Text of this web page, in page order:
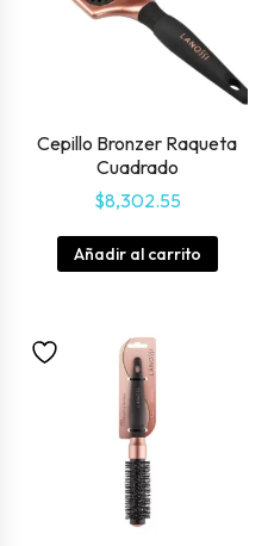
Cepillo Bronzer Raqueta
Cuadrado
$8,302.55
Añadir al carrito